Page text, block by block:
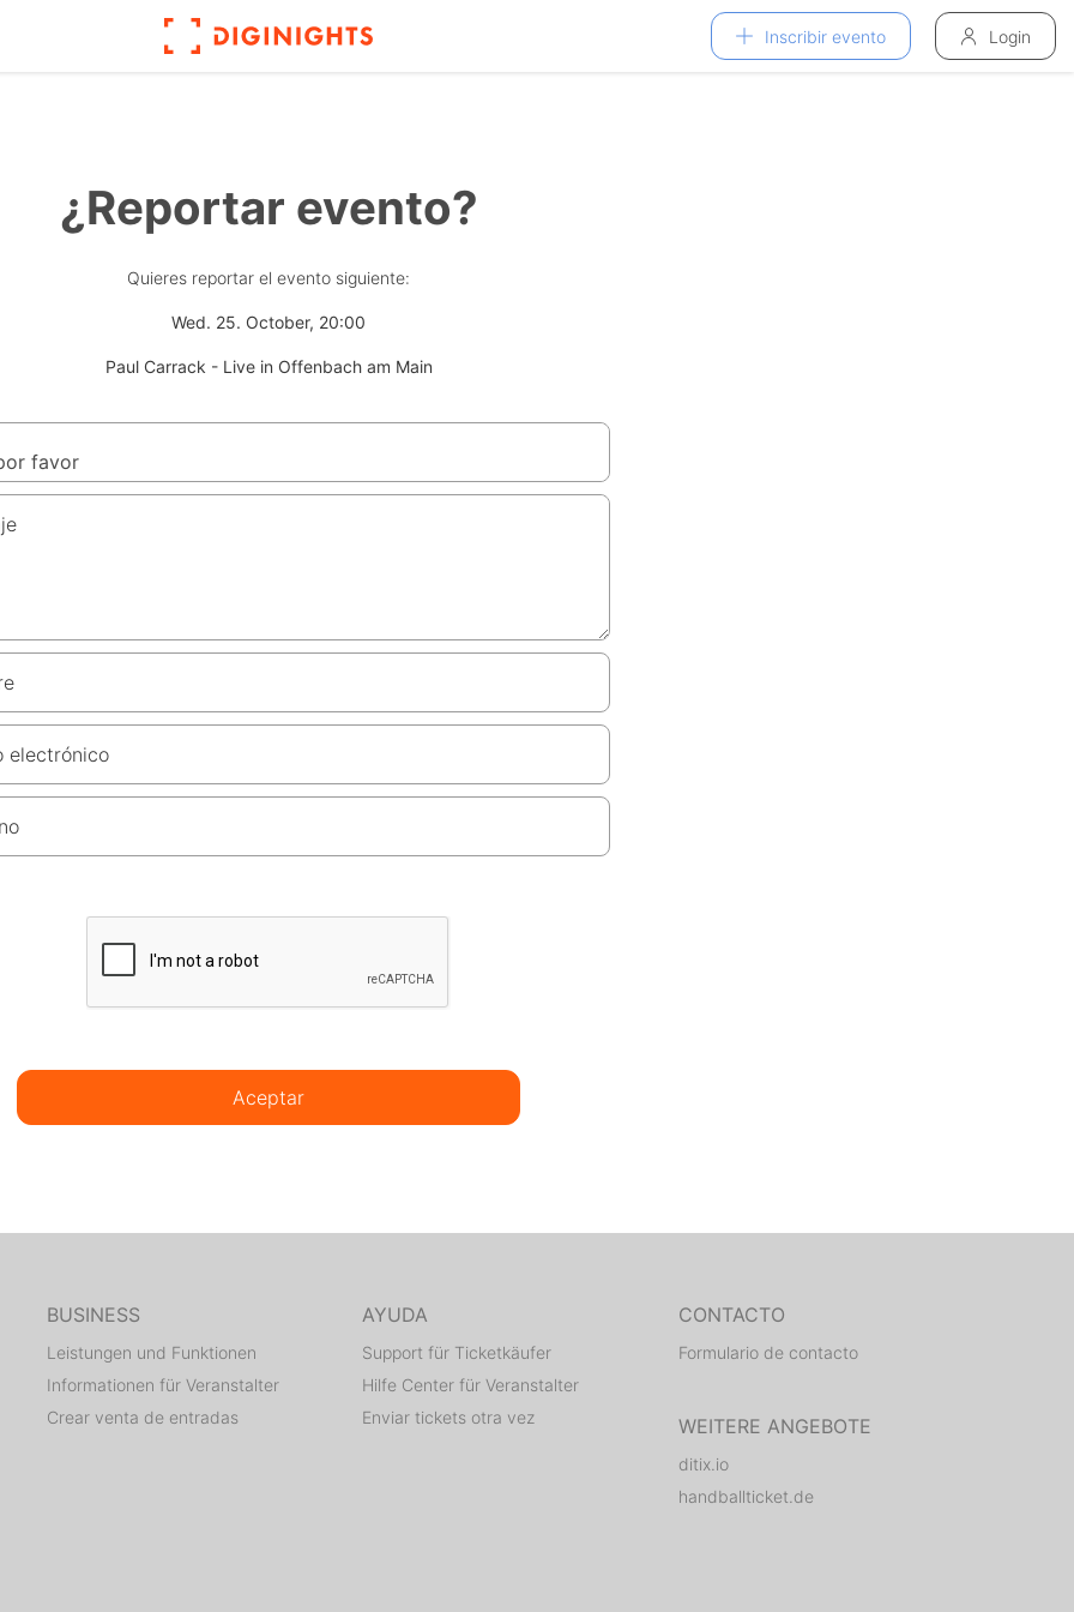
Inscribir evento Login
¿Reportar evento?
Quieres reportar el evento siguiente:
Wed. 25. October, 20:00
Paul Carrack - Live in Offenbach am Main
electrónico
Aceptar
BUSINESS
Leistungen und Funktionen
Informationen für Veranstalter
Crear venta de entradas
AYUDA
Support für Ticketkäufer
Hilfe Center für Veranstalter
Enviar tickets otra vez
CONTACTO
Formulario de contacto
WEITERE ANGEBOTE
ditix.io
handballticket.de